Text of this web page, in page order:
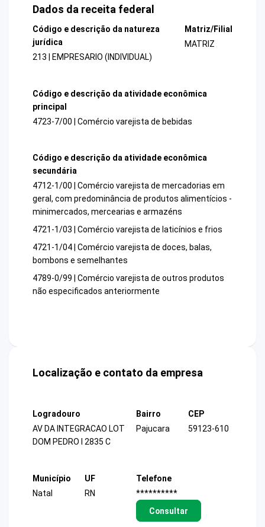
Dados da receita federal
Código e descrição da natureza
jurídica
213 | EMPRESARIO (INDIVIDUAL)
Matriz/Filial
MATRIZ
Código e descrição da atividade econômica
principal
4723-7/00 | Comércio varejista de bebidas
Código e descrição da atividade econômica
secundária
4712-1/00 | Comércio varejista de mercadorias em
geral, com predominância de produtos alimentícios -
minimercados, mercearias e armazéns
4721-1/03 | Comércio varejista de laticínios e frios
4721-1/04 | Comércio varejista de doces, balas,
bombons e semelhantes
4789-0/99 | Comércio varejista de outros produtos
não especificados anteriormente
Localização e contato da empresa
Logradouro
AV DA INTEGRACAO LOT
DOM PEDRO I 2835 C
Bairro
Pajucara
CEP
59123-610
Município
Natal
UF
RN
Telefone
**********
Consultar